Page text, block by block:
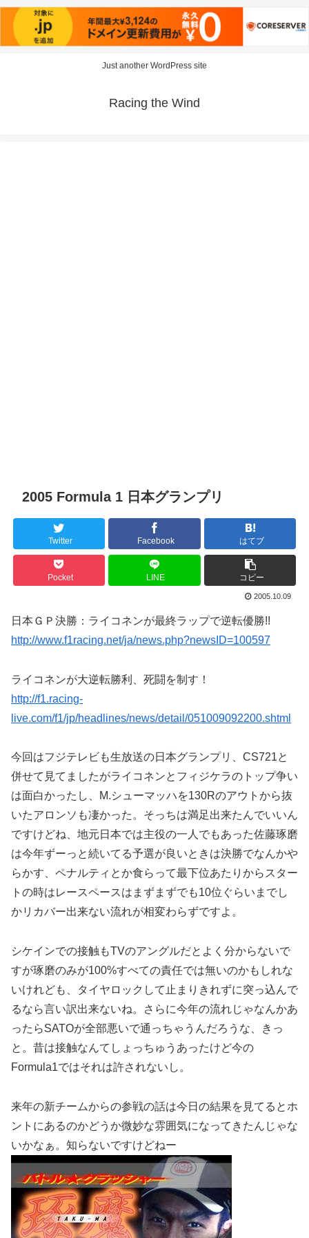
Just another WordPress site
Racing the Wind
2005 Formula 1 日本グランプリ
Twitter Facebook はてブ
Pocket LINE コピー
2005.10.09
日本ＧＰ決勝：ライコネンが最終ラップで逆転優勝!!
http://www.f1racing.net/ja/news.php?newsID=100597
ライコネンが大逆転勝利、死闘を制す！
http://f1.racing-
live.com/f1/jp/headlines/news/detail/051009092200.shtml
今回はフジテレビも生放送の日本グランプリ、CS721と
併せて見てましたがライコネンとフィジケラのトップ争い
は面白かったし、M.シューマッハを130Rのアウトから抜
いたアロンソも凄かった。そっちは満足出来たんでいいん
ですけどね、地元日本では主役の一人でもあった佐藤琢磨
は今年ずーっと続いてる予選が良いときは決勝でなんかや
らかす、ペナルティとか食らって最下位あたりからスター
トの時はレースペースはまずまずでも10位ぐらいまでし
かリカバー出来ない流れが相変わらずですよ。
シケインでの接触もTVのアングルだとよく分からないで
すが琢磨のみが100%すべての責任では無いのかもしれな
いけれども、タイヤロックして止まりきれずに突っ込んで
るなら言い訳出来ないね。さらに今年の流れじゃなんかあ
ったらSATOが全部悪いで通っちゃうんだろうな、きっ
と。昔は接触なんてしょっちゅうあったけど今の
Formula1ではそれは許されないし。
来年の新チームからの参戦の話は今日の結果を見てるとホ
ントにあるのかどうか微妙な雰囲気になってきたんじゃな
いかなぁ。知らないですけどねー